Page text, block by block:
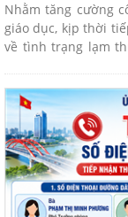
Nhằm tăng cường
giáo dục, kịp thời
về tình trạng lạm
về việc công khai
tin phản ánh, kiến